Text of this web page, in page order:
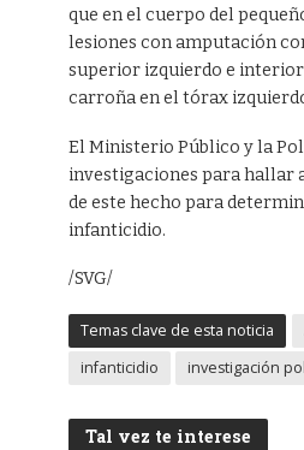
que en el cuerpo del
lesiones con amputación
superior izquierdo e
carroña en el tórax
El Ministerio Público y la
investigaciones para hallar
de este hecho para
infanticidio.
/SVG/
Temas clave de esta noticia
infanticidio
investigación
Tal vez te interese